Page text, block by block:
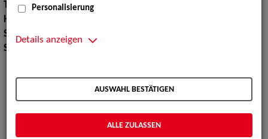
Taille:
78
Hüfte:
Schuhgröße:
44
Specials:
Personalisierung
Details anzeigen
AUSWAHL BESTÄTIGEN
ALLE ZULASSEN